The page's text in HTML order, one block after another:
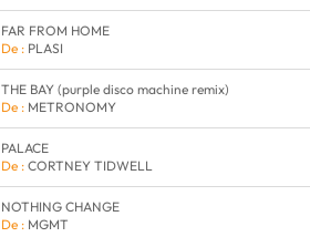
FAR FROM HOME
PLASI
THE BAY (purple disco machine remix)
METRONOMY
PALACE
CORTNEY TIDWELL
NOTHING CHANGE
MGMT